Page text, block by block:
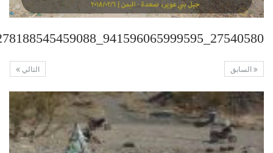
27540580_941596065999595_5607278188545459088_n
التالي السابق